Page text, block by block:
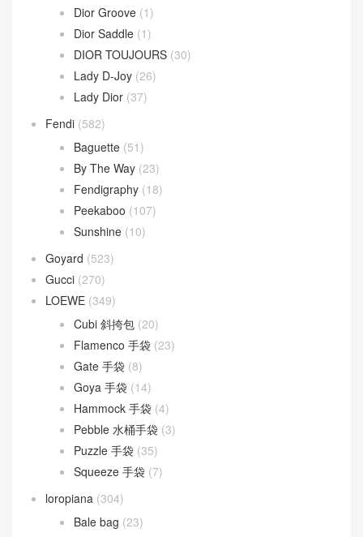
Dior Groove (1)
Dior Saddle (1)
DIOR TOUJOURS (30)
Lady D-Joy (26)
Lady Dior (37)
Fendi (582)
Baguette (51)
By The Way (23)
Fendigraphy (18)
Peekaboo (107)
Sunshine (10)
Goyard (523)
Gucci (270)
LOEWE (349)
Cubi 斜挎包 (20)
Flamenco 手袋 (23)
Gate 手袋 (8)
Goya 手袋 (14)
Hammock 手袋 (4)
Pebble 水桶手袋 (3)
Puzzle 手袋 (35)
Squeeze 手袋 (7)
loropiana (304)
Bale bag (23)